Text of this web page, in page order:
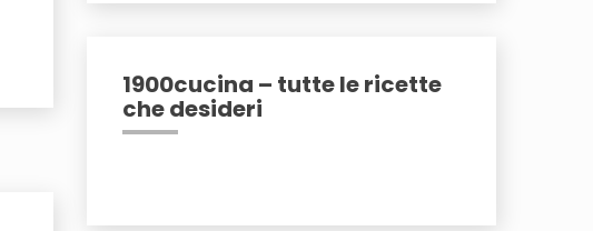
1900cucina – tutte le ricette
che desideri